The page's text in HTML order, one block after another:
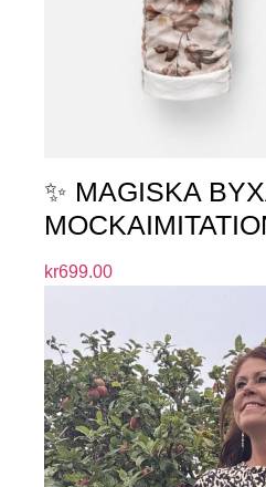
✨ MAGISKA
kr699.00